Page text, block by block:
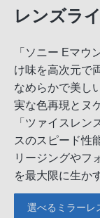
レンズラ
「ソニー Eマウ
け味を高次元で
なめらかで美し
実な色再現とヌ
「ツァイスレン
スのスピード性
リージングやフ
を最大限に生か
選べるミラーレ